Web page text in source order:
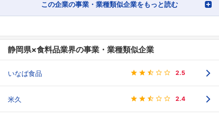
この企業の事業・業種類似企業をもっと読む
静岡県×食料品業界の事業・業種類似企業
いなば食品 2.5
米久 2.4